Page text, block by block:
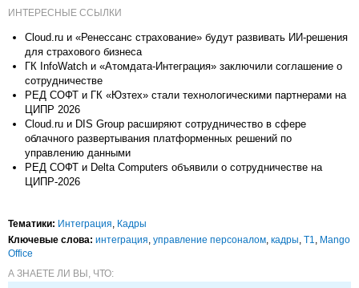
ИНТЕРЕСНЫЕ ССЫЛКИ
Cloud.ru и «Ренессанс страхование» будут развивать ИИ-решения
для страхового бизнеса
ГК InfoWatch и «Атомдата-Интеграция» заключили соглашение о
сотрудничестве
РЕД СОФТ и ГК «Юзтех» стали технологическими партнерами на
ЦИПР 2026
Cloud.ru и DIS Group расширяют сотрудничество в сфере
облачного развертывания платформенных решений по
управлению данными
РЕД СОФТ и Delta Computers объявили о сотрудничестве на
ЦИПР-2026
Тематики: Интеграция, Кадры
Ключевые слова: интеграция, управление персоналом, кадры, Т1, Mango
Office
А ЗНАЕТЕ ЛИ ВЫ, ЧТО: